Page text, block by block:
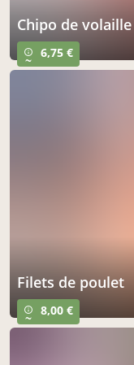
chipo de volaille
info_outline
~ 6,75 €
filets de poulet
info_outline
~ 8,00 €